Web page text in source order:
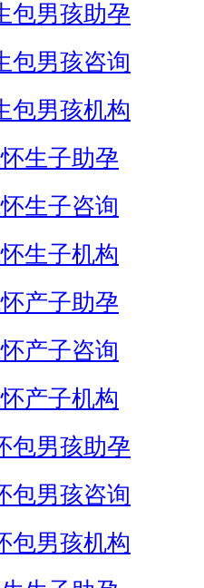
包男孩助孕
包男孩咨询
包男孩机构
生子助孕
生子咨询
生子机构
产子助孕
产子咨询
产子机构
包男孩助孕
包男孩咨询
包男孩机构